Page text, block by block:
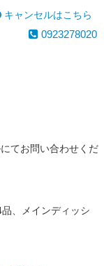
キャンセルはこちら
0923278020
てお問い合わせくだ
、メインディッシ